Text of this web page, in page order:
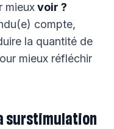
mieuxvoir ?
compte,
la quantité de
mieux réfléchir
surstimulation